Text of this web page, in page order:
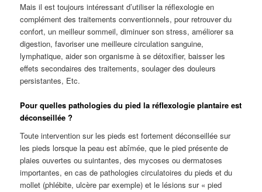
Mais il est toujours intéressant d’utiliser la réflexologie en
complément des traitements conventionnels, pour retrouver du
confort, un meilleur sommeil, diminuer son stress, améliorer sa
digestion, favoriser une meilleure circulation sanguine,
lymphatique, aider son organisme à se détoxifier, baisser les
effets secondaires des traitements, soulager des douleurs
persistantes, Etc.
Pour quelles pathologies du pied la réflexologie plantaire est
déconseillée ?
Toute intervention sur les pieds est fortement déconseillée sur
les pieds lorsque la peau est abîmée, que le pied présente de
plaies ouvertes ou suintantes, des mycoses ou dermatoses
importantes, en cas de pathologies circulatoires du pieds et du
mollet (phlébite, ulcère par exemple) et le lésions sur « pied